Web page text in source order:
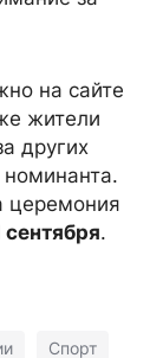
на сайте
жители
других
номинанта.
церемония
сентября.
Спорт